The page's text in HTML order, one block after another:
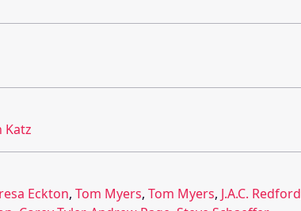
Katz
Eckton, Tom Myers, Tom Myers, J.A.C. Redford